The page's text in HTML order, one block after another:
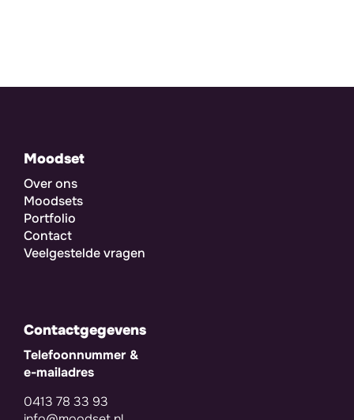
Moodset
Over ons
Moodsets
Portfolio
Contact
Veelgestelde vragen
Contactgegevens
Telefoonnummer &
e-mailadres
0413 78 33 93